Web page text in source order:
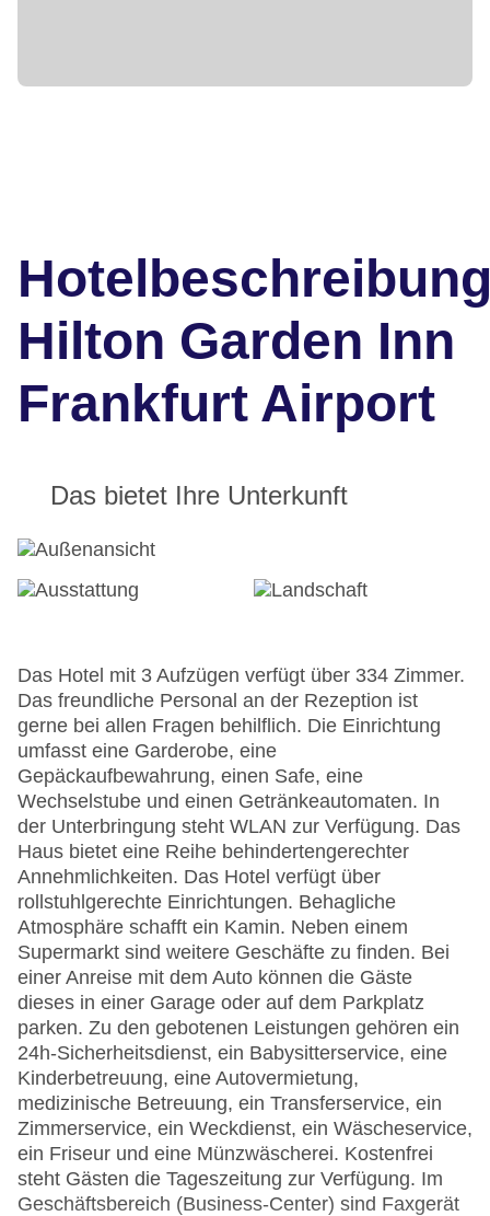
Hilton Garden Inn
Frankfurt Airport
Das bietet Ihre Unterkunft
Das Hotel mit 3 Aufzügen verfügt über 334 Zimmer.
Das freundliche Personal an der Rezeption ist
gerne bei allen Fragen behilflich. Die Einrichtung
umfasst eine Garderobe, eine
Gepäckaufbewahrung, einen Safe, eine
Wechselstube und einen Getränkeautomaten. In
der Unterbringung steht WLAN zur Verfügung. Das
Haus bietet eine Reihe behindertengerechter
Annehmlichkeiten. Das Hotel verfügt über
rollstuhlgerechte Einrichtungen. Behagliche
Atmosphäre schafft ein Kamin. Neben einem
Supermarkt sind weitere Geschäfte zu finden. Bei
einer Anreise mit dem Auto können die Gäste
dieses in einer Garage oder auf dem Parkplatz
parken. Zu den gebotenen Leistungen gehören ein
24h-Sicherheitsdienst, ein Babysitterservice, eine
Kinderbetreuung, eine Autovermietung,
medizinische Betreuung, ein Transferservice, ein
Zimmerservice, ein Weckdienst, ein Wäscheservice,
ein Friseur und eine Münzwäscherei. Kostenfrei
steht Gästen die Tageszeitung zur Verfügung. Im
Geschäftsbereich (Business-Center) sind Faxgerät